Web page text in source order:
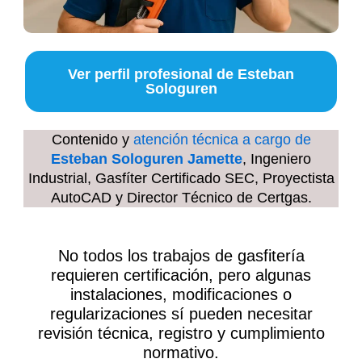
Ver perfil profesional de Esteban
Sologuren
Contenido y atención técnica a cargo de
Esteban Sologuren Jamette, Ingeniero
Industrial, Gasfíter Certificado SEC, Proyectista
AutoCAD y Director Técnico de Certgas.
No todos los trabajos de gasfitería
requieren certificación, pero algunas
instalaciones, modificaciones o
regularizaciones sí pueden necesitar
revisión técnica, registro y cumplimiento
normativo.